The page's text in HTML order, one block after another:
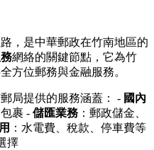
，是中華郵政在竹南地區的
網絡的關鍵節點，它為竹
方位郵務與金融服務。
局提供的服務涵蓋： - 國內
裹 - 儲匯業務 ：郵政儲金、
：水電費、稅款、停車費等
擇